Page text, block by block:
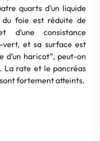
quarts d’un liquide
du foie est réduite de
consistance
vert, et sa surface est
d’un haricot”, peut-on
La rate et le pancréas
fortement atteints.